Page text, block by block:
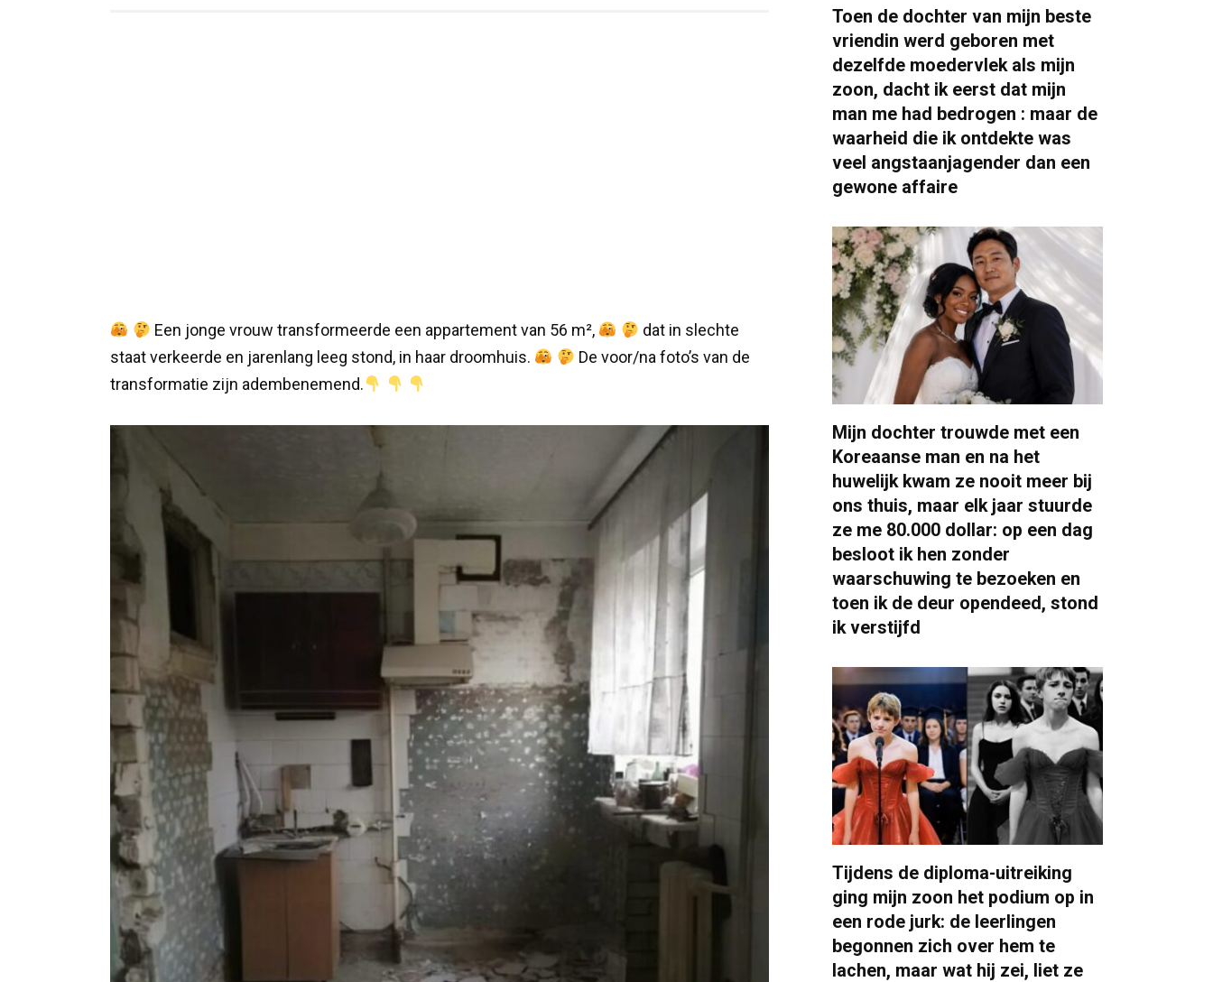
Een jonge vrouw transformeerde een appartement van 56 m²,
dat in slechte
staat verkeerde en jarenlang leeg stond, in haar droomhuis.
De voor/na foto’s van de
transformatie zijn adembenemend.
Toen de dochter van mijn beste
vriendin werd geboren met
dezelfde moedervlek als mijn
zoon, dacht ik eerst dat mijn
man me had bedrogen : maar de
waarheid die ik ontdekte was
veel angstaanjagender dan een
gewone affaire
Mijn dochter trouwde met een
Koreaanse man en na het
huwelijk kwam ze nooit meer bij
ons thuis, maar elk jaar stuurde
ze me 80.000 dollar: op een dag
besloot ik hen zonder
waarschuwing te bezoeken en
toen ik de deur opendeed, stond
ik verstijfd
Tijdens de diploma-uitreiking
ging mijn zoon het podium op in
een rode jurk: de leerlingen
begonnen zich over hem te
lachen, maar wat hij zei, liet ze